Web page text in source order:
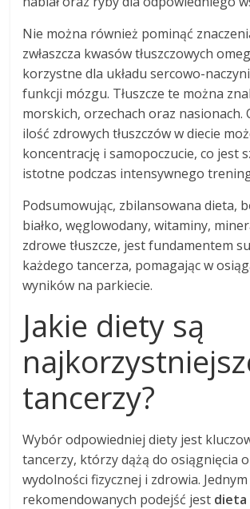
Nie można również pominąć
zwłaszcza kwasów tłuszczowych
korzystne dla układu sercowo-
funkcji mózgu. Tłuszcze te można
morskich, orzechach oraz nasionach.
ilość zdrowych tłuszczów w diecie
koncentrację i samopoczucie, co jest
istotne podczas intensywnego
Podsumowując, zbilansowana dieta,
białko, węglowodany, witaminy,
zdrowe tłuszcze, jest fundamentem
każdego tancerza, pomagając w
wyników na parkiecie.
Jakie diety są
tancerzy?
Wybór odpowiedniej diety jest
tancerzy, którzy dążą do osiągnięcia
wydolności fizycznej i zdrowia.
rekomendowanych podejść jest dieta